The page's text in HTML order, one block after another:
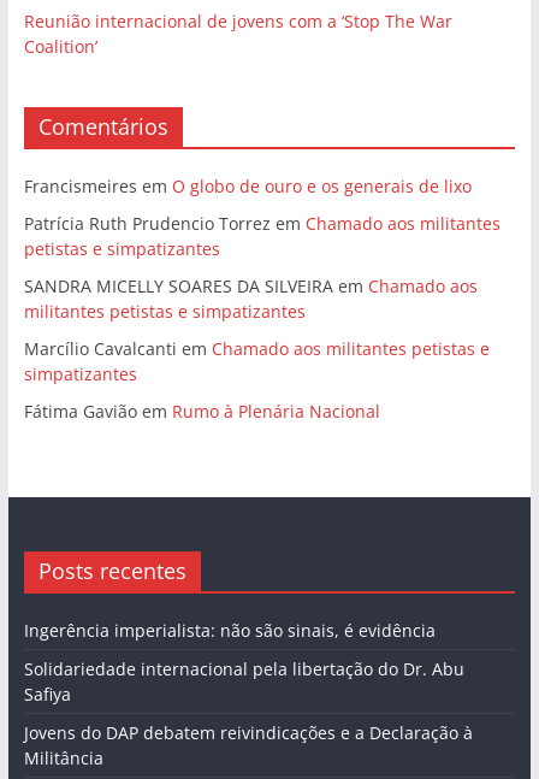
Reunião internacional de jovens com a ‘Stop The War
Coalition’
Comentários
Francismeires em O globo de ouro e os generais de lixo
Patrícia Ruth Prudencio Torrez em Chamado aos militantes
petistas e simpatizantes
SANDRA MICELLY SOARES DA SILVEIRAem Chamado aos
militantes petistas e simpatizantes
Marcílio Cavalcanti em Chamado aos militantes petistas e
simpatizantes
Fátima Gaviãoem Rumo à Plenária Nacional
Posts recentes
Ingerência imperialista: não são sinais, é evidência
Solidariedade internacional pela libertação do Dr. Abu
Safiya
Jovens do DAP debatem reivindicações e a Declaração à
Militância